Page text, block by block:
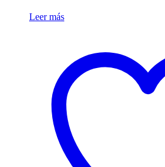
Leer más